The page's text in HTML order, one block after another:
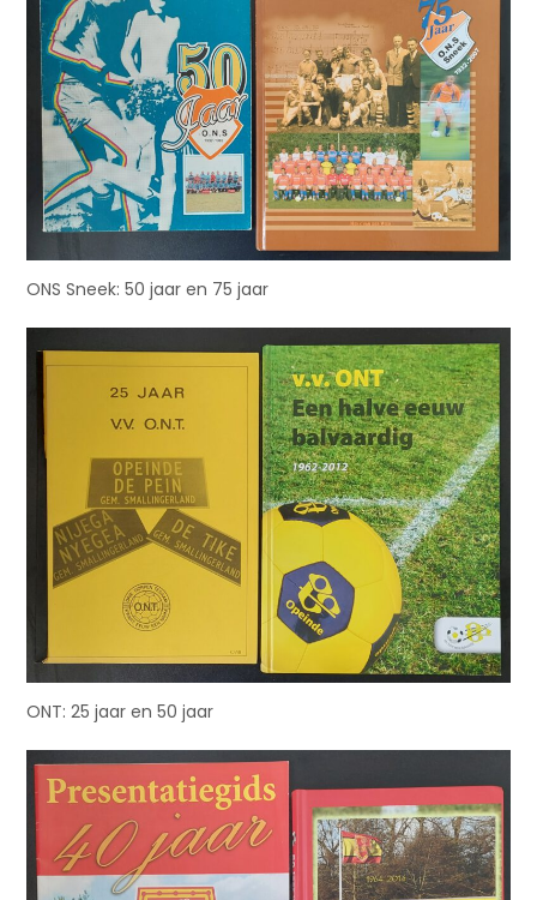
ONS Sneek: 50 jaar en 75 jaar
ONT: 25 jaar en 50 jaar